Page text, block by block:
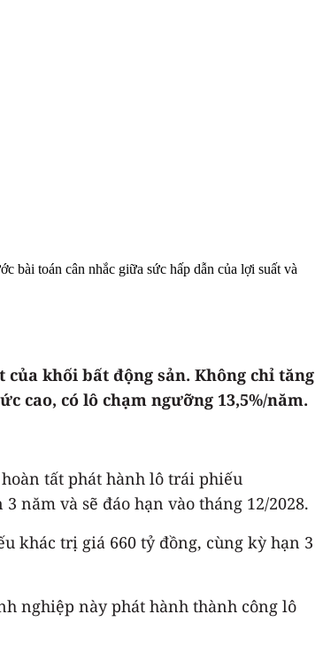
bài toán cân nhắc giữa sức hấp dẫn của lợi suất và
khối bất động sản. Không chỉ tăng
cao, có lô chạm ngưỡng 13,5%/năm.
tất phát hành lô trái phiếu
năm và sẽ đáo hạn vào tháng 12/2028.
khác trị giá 660 tỷ đồng, cùng kỳ hạn 3
nghiệp này phát hành thành công lô